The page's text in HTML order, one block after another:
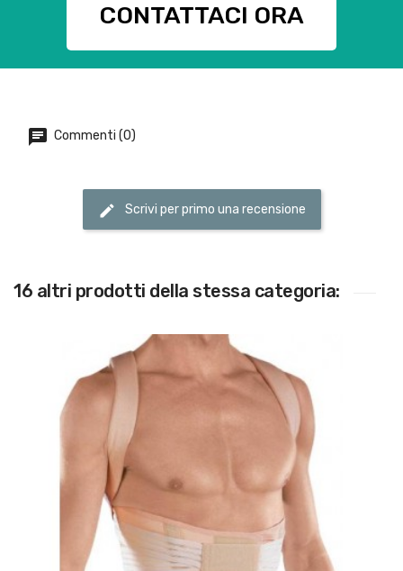
CONTATTACI ORA
Commenti (0)
Scrivi per primo una recensione
16 altri prodotti della stessa categoria: